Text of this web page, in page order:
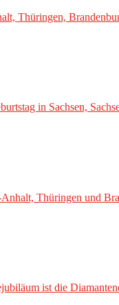
Thüringen,
in Sachsen,
Thüringen und
ist die